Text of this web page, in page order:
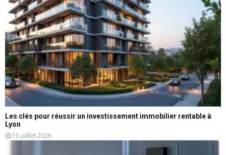
Les clés pour réussir un investissement immobilier rentable à
Lyon
15 juillet 2026